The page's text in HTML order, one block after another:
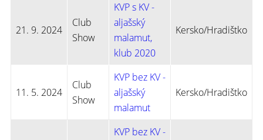
21. 9. 2024
Club
Show
KVP s KV -
aljašský
malamut,
klub 2020
Kersko/Hradištko
11. 5. 2024
Club
Show
KVP bez KV -
aljašský
malamut
Kersko/Hradištko
KVP bez KV -